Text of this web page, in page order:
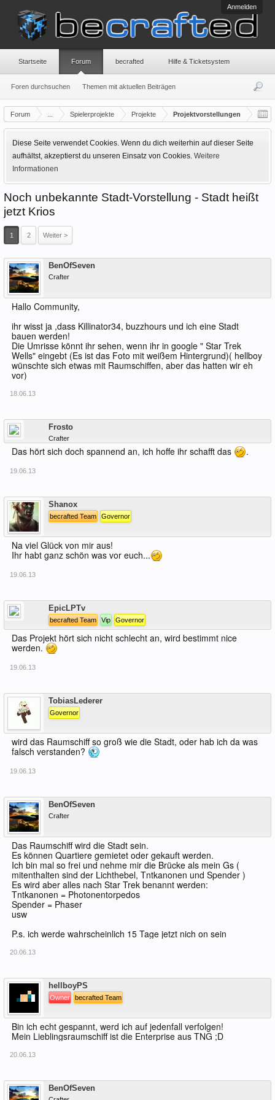
Anmelden
Forum Spielerprojekte Projekte Projektvorstellungen
Diese Seite verwendet Cookies. Wenn du dich weiterhin auf dieser Seite
aufhältst, akzeptierst du unseren Einsatz von Cookies. Weitere
Informationen
Noch unbekannte Stadt-Vorstellung - Stadt heißt
jetzt Krios
1 2 Weiter >
BenOfSeven
Crafter
Hallo Community,
ihr wisst ja ,dass Killinator34, buzzhours und ich eine Stadt
bauen werden!
Die Umrisse könnt ihr sehen, wenn ihr in google " Star Trek
Wells" eingebt (Es ist das Foto mit weißem Hintergrund)( hellboy
wünschte sich etwas mit Raumschiffen, aber das hatten wir eh
vor)
18.06.13
Frosto
Crafter
Das hört sich doch spannend an, ich hoffe ihr schafft das .
19.06.13
Shanox
becrafted Team Governor
Na viel Glück von mir aus!
Ihr habt ganz schön was vor euch...
19.06.13
EpicLPTv
becrafted Team Vip Governor
Das Projekt hört sich nicht schlecht an, wird bestimmt nice
werden.
19.06.13
TobiasLederer
Governor
wird das Raumschiff so groß wie die Stadt, oder hab ich da was
falsch verstanden?
19.06.13
BenOfSeven
Crafter
Das Raumschiff wird die Stadt sein.
Es können Quartiere gemietet oder gekauft werden.
Ich bin mal so frei und nehme mir die Brücke als mein Gs (
mitenthalten sind der Lichthebel, Tntkanonen und Spender )
Es wird aber alles nach Star Trek benannt werden:
Tntkanonen = Photonentorpedos
Spender = Phaser
usw
P.s. ich werde wahrscheinlich 15 Tage jetzt nich on sein
20.06.13
hellboyPS
Owner becrafted Team
Bin ich echt gespannt, werd ich auf jedenfall verfolgen!
Mein Lieblingsraumschiff ist die Enterprise aus TNG ;D
20.06.13
BenOfSeven
Startseite Forum
Foren durchsuchen Themen mit aktuellen Beiträgen
becrafted Hilfe & Ticketsystem